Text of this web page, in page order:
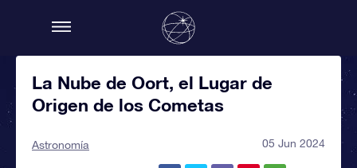
La Nube de Oort, el Lugar de
Origen de los Cometas
Astronomía 05 Jun 2024